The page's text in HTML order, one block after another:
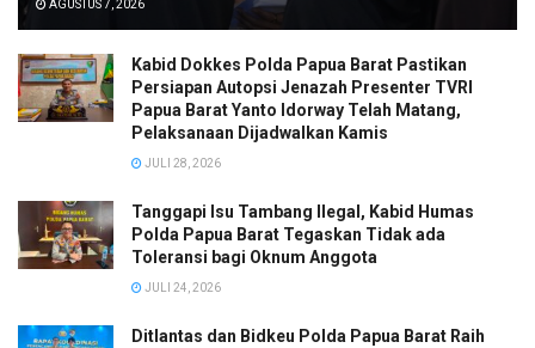
AGUSTUS 7, 2026
Kabid Dokkes Polda Papua Barat Pastikan
Persiapan Autopsi Jenazah Presenter TVRI
Papua Barat Yanto Idorway Telah Matang,
Pelaksanaan Dijadwalkan Kamis
JULI 28, 2026
Tanggapi Isu Tambang Ilegal, Kabid Humas
Polda Papua Barat Tegaskan Tidak ada
Toleransi bagi Oknum Anggota
JULI 24, 2026
Ditlantas dan Bidkeu Polda Papua Barat Raih